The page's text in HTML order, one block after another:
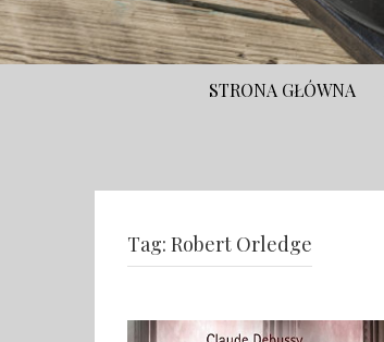
STRONA GŁÓWNA
Tag: Robert Orledge